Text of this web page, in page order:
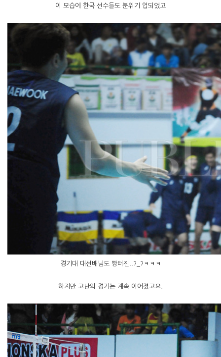
이 모습에 한국 선수들도 분위기 업되었고
경기대 대선배님도 빵터진..?_?ㅋㅋㅋ
하지만 고난의 경기는 계속 이어졌고요.